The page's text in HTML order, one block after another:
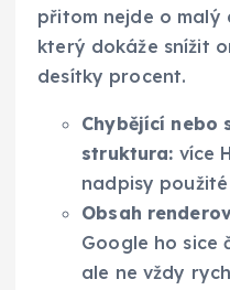
přitom nejde o malý
který dokáže snížit
desítky procent.
Chybějící nebo
struktura: více
nadpisy
Obsah
Google ho sice
ale ne vždy